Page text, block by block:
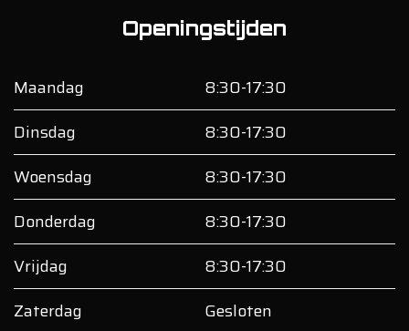
Openingstijden
Maandag
8:30-17:30
Dinsdag
8:30-17:30
Woensdag
8:30-17:30
Donderdag
8:30-17:30
Vrijdag
8:30-17:30
Zaterdag
Gesloten